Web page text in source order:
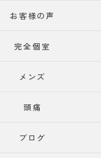
お客様の声
完全個室
メンズ
頭痛
ブログ